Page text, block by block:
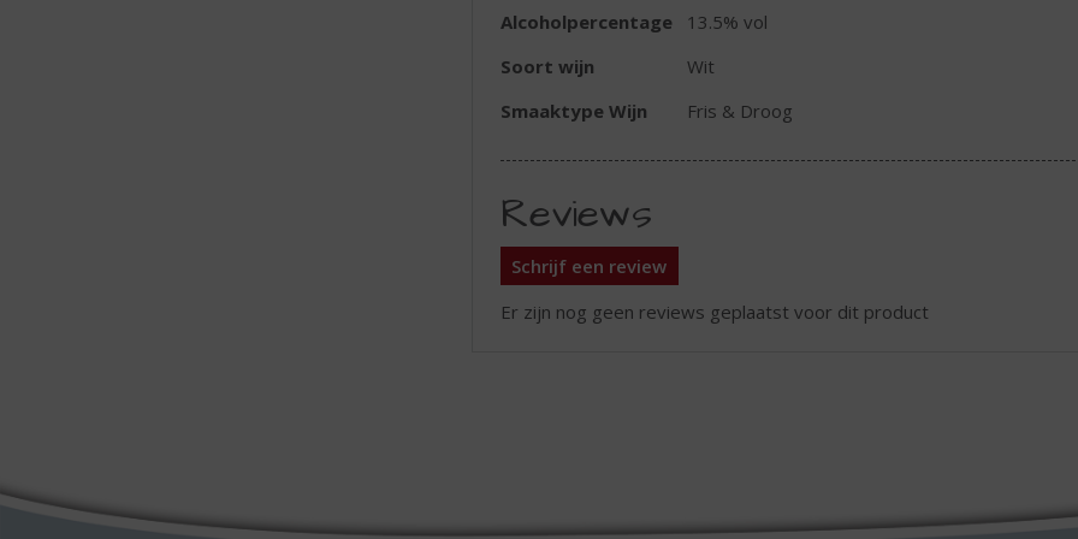
Alcoholpercentage
13.5% vol
Soort wijn
Wit
Smaaktype Wijn
Fris & Droog
Reviews
Schrijf een review
Er zijn nog geen reviews geplaatst voor dit product